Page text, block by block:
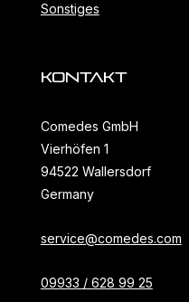
Sonstiges
KONTAKT
Comedes GmbH
Vierhöfen 1
94522 Wallersdorf
Germany
service@comedes.com
09933 / 628 99 25